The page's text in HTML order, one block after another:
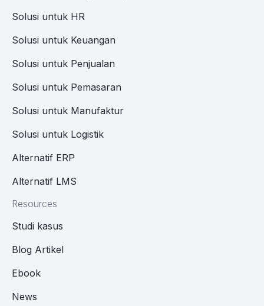
Solusi untuk HR
Solusi untuk Keuangan
Solusi untuk Penjualan
Solusi untuk Pemasaran
Solusi untuk Manufaktur
Solusi untuk Logistik
Alternatif ERP
Alternatif LMS
Resources
Studi kasus
Blog Artikel
Ebook
News